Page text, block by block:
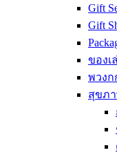
Gift
Gift
ของเ
พวงก
สุขภ